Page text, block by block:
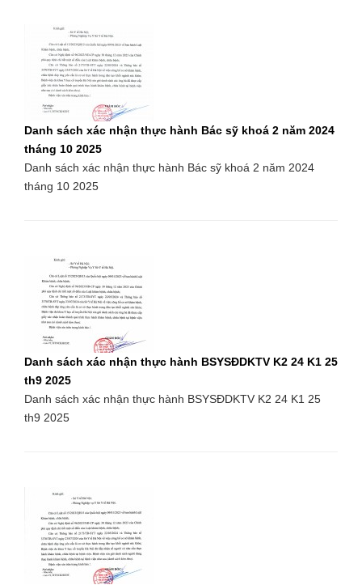
Danh sách xác nhận thực hành Bác sỹ khoá 2 năm 2024
tháng 10 2025
Danh sách xác nhận thực hành Bác sỹ khoá 2 năm 2024
tháng 10 2025
Danh sách xác nhận thực hành BSYSĐDKTV K2 24 K1 25
th9 2025
Danh sách xác nhận thực hành BSYSĐDKTV K2 24 K1 25
th9 2025